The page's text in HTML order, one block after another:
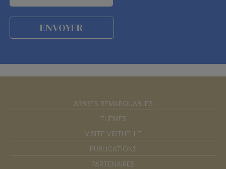
ARBRES REMARQUABLES
THÈMES
VISITE VIRTUELLE
PUBLICATIONS
PARTENAIRES